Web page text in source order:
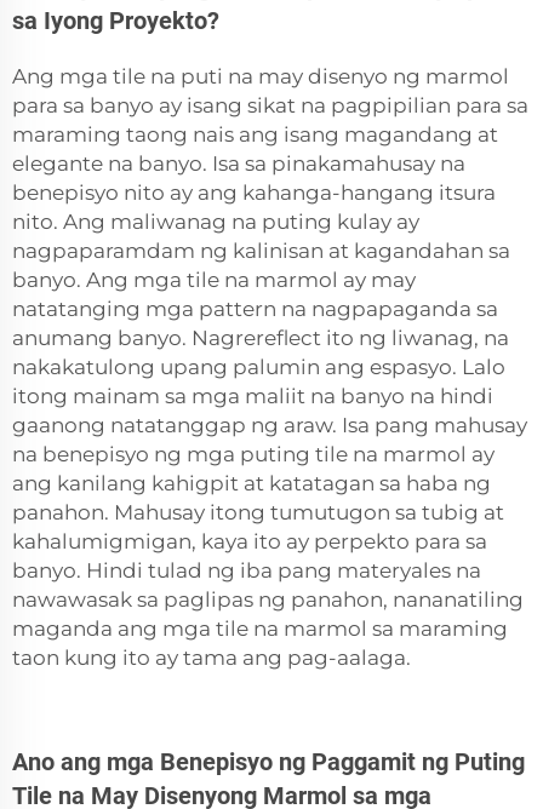
sa Iyong Proyekto?
Ang mga tile na puti na may disenyo ng marmol
para sa banyo ay isang sikat na pagpipilian para sa
maraming taong nais ang isang magandang at
elegante na banyo. Isa sa pinakamahusay na
benepisyo nito ay ang kahanga-hangang itsura
nito. Ang maliwanag na puting kulay ay
nagpaparamdam ng kalinisan at kagandahan sa
banyo. Ang mga tile na marmol ay may
natatanging mga pattern na nagpapaganda sa
anumang banyo. Nagrereflect ito ng liwanag, na
nakakatulong upang palumin ang espasyo. Lalo
itong mainam sa mga maliit na banyo na hindi
gaanong natatanggap ng araw. Isa pang mahusay
na benepisyo ng mga puting tile na marmol ay
ang kanilang kahigpit at katatagan sa haba ng
panahon. Mahusay itong tumutugon sa tubig at
kahalumigmigan, kaya ito ay perpekto para sa
banyo. Hindi tulad ng iba pang materyales na
nawawasak sa paglipas ng panahon, nananatiling
maganda ang mga tile na marmol sa maraming
taon kung ito ay tama ang pag-aalaga.
Ano ang mga Benepisyo ng Paggamit ng Puting
Tile na May Disenyong Marmol sa mga